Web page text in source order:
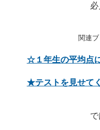
必
関連
☆１年生の平均点
★テストを見せて
で